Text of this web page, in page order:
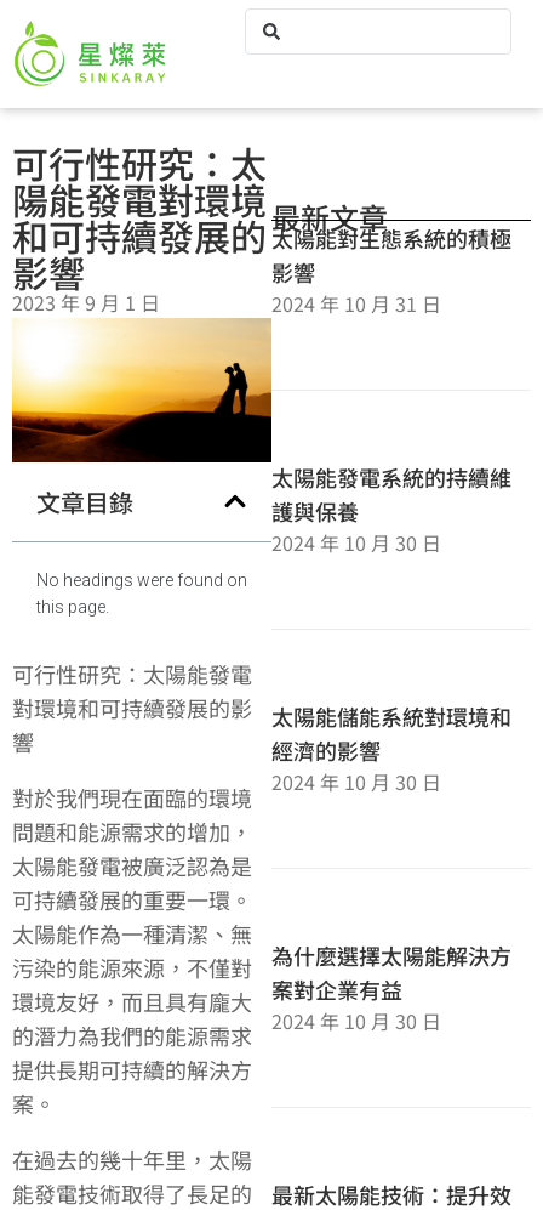
可行性研究：太
陽能發電對環境
和可持續發展的
影響
2023 年 9 月 1 日
文章目錄
No headings were found on
this page.
可行性研究：太陽能發電
對環境和可持續發展的影
響
對於我們現在面臨的環境
問題和能源需求的增加，
太陽能發電被廣泛認為是
可持續發展的重要一環。
太陽能作為一種清潔、無
污染的能源來源，不僅對
環境友好，而且具有龐大
的潛力為我們的能源需求
提供長期可持續的解決方
案。
在過去的幾十年里，太陽
能發電技術取得了長足的
最新文章
太陽能對生態系統的積極
影響
2024 年 10 月 31 日
太陽能發電系統的持續維
護與保養
2024 年 10 月 30 日
太陽能儲能系統對環境和
經濟的影響
2024 年 10 月 30 日
為什麼選擇太陽能解決方
案對企業有益
2024 年 10 月 30 日
最新太陽能技術：提升效